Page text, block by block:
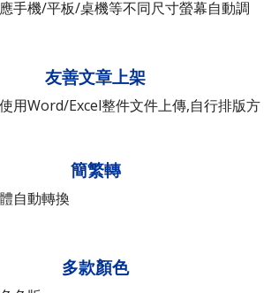
手機/平板/桌機等不同尺寸螢幕自動調
友善文章上架
用Word/Excel整件文件上傳,自行排版方
簡繁轉
自動轉換
多款顏色